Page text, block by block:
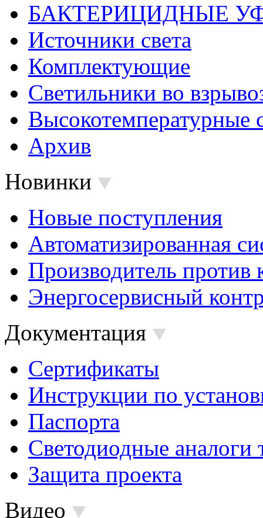
БАКТЕРИЦИДНЫЕ
Источники света
Комплектующие
Светильники во
Высокотемпературные
Архив
Новинки
Новые поступления
Автоматизированная
Производитель против
Энергосервисный
Документация
Сертификаты
Инструкции по
Паспорта
Светодиодные аналоги
Защита проекта
Видео